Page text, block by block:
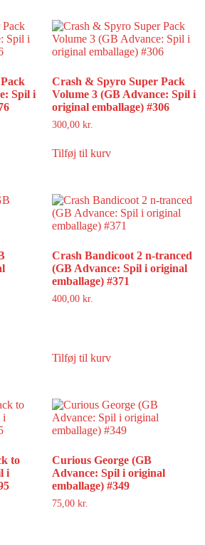
Spil i
Crash & Spyro Super Pack
Volume 3 (GB Advance: Spil i
original emballage) #306
300,00 kr.
Tilføj til kurv
Crash Bandicoot 2 n-tranced
(GB Advance: Spil i original
emballage) #371
400,00 kr.
Tilføj til kurv
to
i
Curious George (GB
Advance: Spil i original
emballage) #349
75,00 kr.